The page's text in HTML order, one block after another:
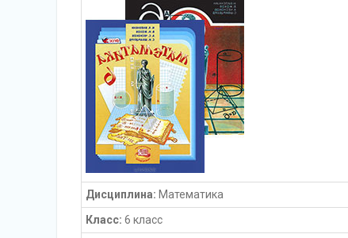
Дисциплина: Математика
Класс: 6 класс